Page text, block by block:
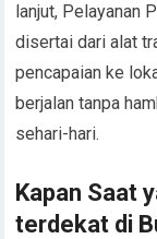
lanjut, Pelayanan
disertai dari alat
pencapaian ke
berjalan tanpa
sehari-hari.
Kapan Saat
terdekat di